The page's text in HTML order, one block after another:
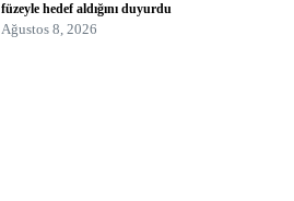
füzeyle hedef aldığını duyurdu
Ağustos 8, 2026